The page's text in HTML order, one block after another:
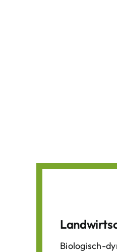
Biologisch-